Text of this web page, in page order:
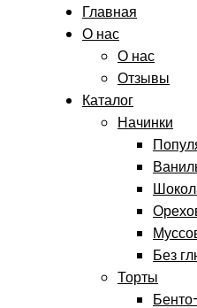
Главная
О нас
О нас
Отзывы
Каталог
Начинки
Без
Торты